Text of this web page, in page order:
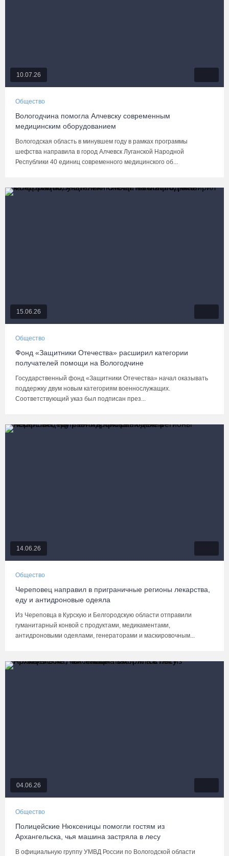
10.07.26
Общество
Вологодчина помогла Алчевску современным
медицинским оборудованием
Вологодская область в минувшем году в рамках программы
шефства направила в город Алчевск Луганской Народной
Республики 40 единиц современного медицинского об...
15.06.26
Общество
Фонд «Защитники Отечества» расширил категории
получателей помощи на Вологодчине
Государственный фонд «Защитники Отечества» начал оказывать
поддержку двум новым категориям военнослужащих.
Соответствующий указ был подписан през...
14.06.26
Общество
Череповец направил в приграничные регионы лекарства,
еду и антидроновые одеяла
Из Череповца в Курскую и Белгородскую области отправили
гуманитарный конвой с продуктами, медикаментами,
антидроновыми одеялами, генераторами и маскировочным...
04.06.26
Общество
Полицейские Нюксеницы помогли гостям из
Архангельска, чья машина застряла в лесу
В официальную группу УМВД России по Вологодской области